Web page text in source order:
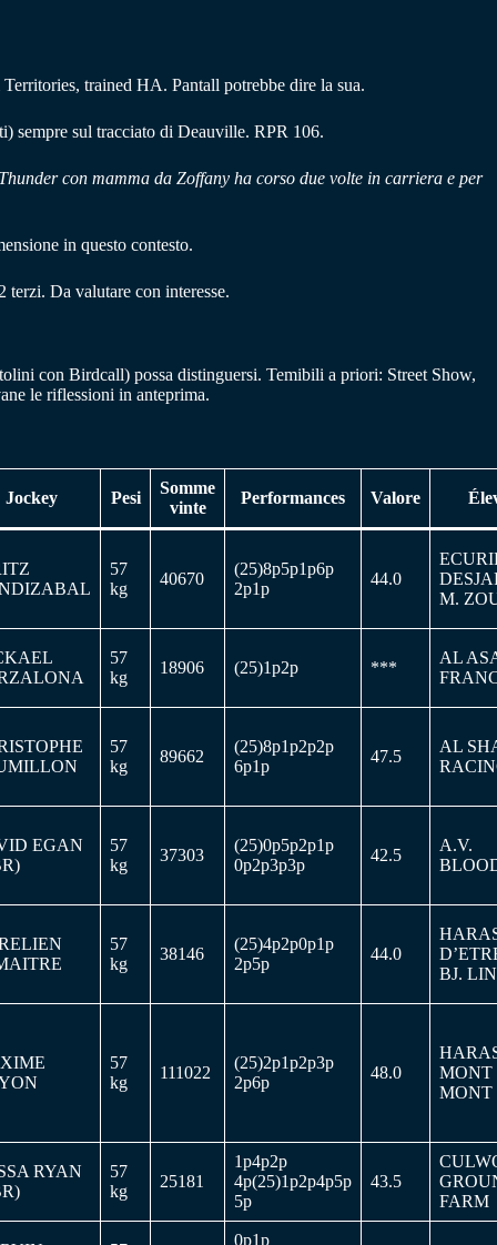
trained HA. Pantall potrebbe dire la sua.
sempre sul tracciato di Deauville. RPR 106.
con mamma da Zoffany ha corso due volte in carriera e per
in questo contesto.
Da valutare con interesse.
con Birdcall) possa distinguersi. Temibili a priori: Street Show,
le riflessioni in anteprima.
Jockey Pesi
Somme
vinte
Performances Valore
57
kg
40670
(25)8p5p1p6p
2p1p
44.0
M.
57
kg
18906 (25)1p2p ***
AL
57
kg
89662
(25)8p1p2p2p
6p1p
47.5
AL
EGAN
57
kg
37303
(25)0p5p2p1p
0p2p3p3p
42.5
A.V.
57
kg
38146
(25)4p2p0p1p
2p5p
44.0
BJ.
57
kg
111022
(25)2p1p2p3p
2p6p
48.0
MONT
MONT
RYAN
57
kg
25181
1p4p2p
4p(25)1p2p4p5p
5p
43.5
FARM
0p1p